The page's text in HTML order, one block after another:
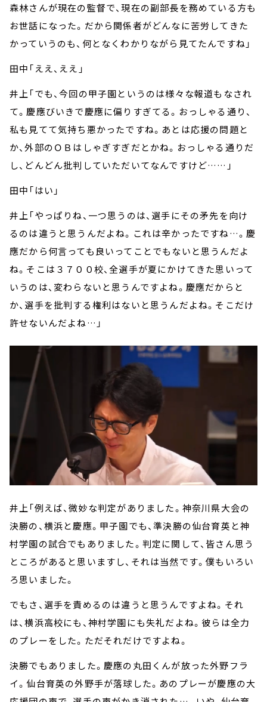
森林さんが現在の監督で、現在の副部長を務めている方も
お世話になった。だから関係者がどんなに苦労してきた
かっていうのも、何となくわかりながら見てたんですね」
田中「ええ、ええ」
井上「でも、今回の甲子園というのは様々な報道もなされ
て。慶應びいきで慶應に偏りすぎてる。おっしゃる通り、
私も見てて気持ち悪かったですね。あとは応援の問題と
か、外部のＯＢはしゃぎすぎだとかね。おっしゃる通りだ
し、どんどん批判していただいてなんですけど……」
田中「はい」
井上「やっぱりね、一つ思うのは、選手にその矛先を向け
るのは違うと思うんだよね。これは辛かったですね…。慶
應だから何言っても良いってことでもないと思うんだよ
ね。そこは３７００校、全選手が夏にかけてきた思いって
いうのは、変わらないと思うんですよね。慶應だからと
か、選手を批判する権利はないと思うんだよね。そこだけ
許せないんだよね…」
井上「例えば、微妙な判定がありました。神奈川県大会の
決勝の、横浜と慶應。甲子園でも、準決勝の仙台育英と神
村学園の試合でもありました。判定に関して、皆さん思う
ところがあると思いますし、それは当然です。僕もいろい
ろ思いました。
でもさ、選手を責めるのは違うと思うんですよね。それ
は、横浜高校にも、神村学園にも失礼だよね。彼らは全力
のプレーをした。ただそれだけですよね。
決勝でもありました。慶應の丸田くんが放った外野フラ
イ。仙台育英の外野手が落球した。あのプレーが慶應の大